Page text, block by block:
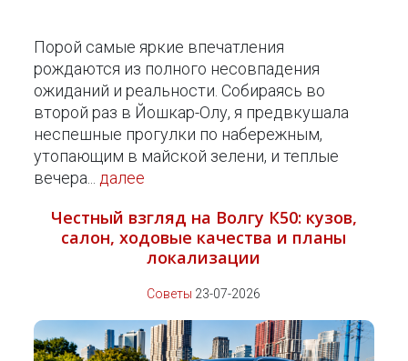
Порой самые яркие впечатления
рождаются из полного несовпадения
ожиданий и реальности. Собираясь во
второй раз в Йошкар-Олу, я предвкушала
неспешные прогулки по набережным,
утопающим в майской зелени, и теплые
вечера... далее
Честный взгляд на Волгу К50: кузов,
салон, ходовые качества и планы
локализации
Советы 23-07-2026